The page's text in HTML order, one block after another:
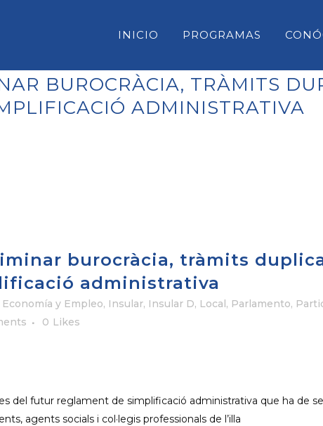
INICIO PROGRAMAS
BUROCRÀCIA, TRÀMITS
ADMINISTRATIVA
burocràcia, tràmits
administrativa
Economía y Empleo, Insular, Insular D, Local, Parlamento,
0 Likes
del futur reglament de simplificació administrativa que ha de
agents socials i col·legis professionals de l’illa